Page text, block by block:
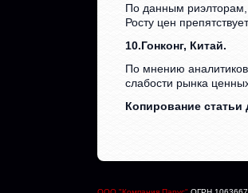
По данным риэлторам,
Росту цен
10.Гонконг, Китай.
По мнению
слабости рынка
Копирование статьи